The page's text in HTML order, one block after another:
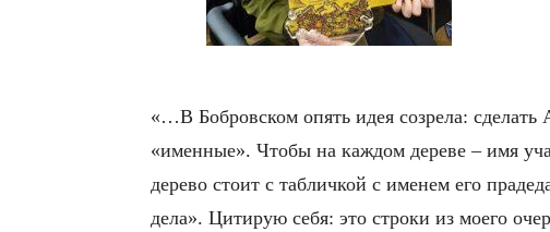
«…В Бобровском опять идея созрела:
«именные». Чтобы на каждом дереве – имя
дерево стоит с табличкой с именем его
дела». Цитирую себя: это строки из моего